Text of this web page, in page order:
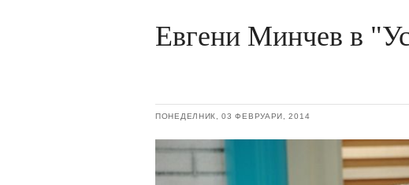
Евгени Минчев в
ПОНЕДЕЛНИК, 03 ФЕВРУАРИ, 2014